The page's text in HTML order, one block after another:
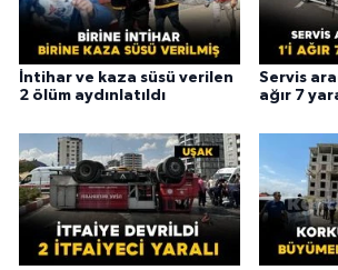
İntihar ve kaza süsü verilen
2 ölüm aydınlatıldı
Servis
ağır 7